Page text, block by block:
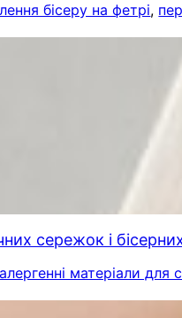
бісеру на фетрі,
сережок і
матеріали для